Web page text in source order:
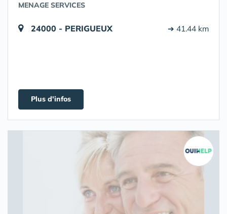
MENAGE SERVICES
24000 - PERIGUEUX ➔ 41.44 km
Plus d'infos